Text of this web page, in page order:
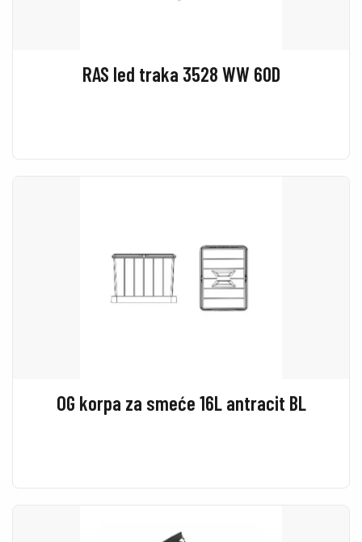
RAS led traka 3528 WW 60D
OG korpa za smeće 16L antracit BL